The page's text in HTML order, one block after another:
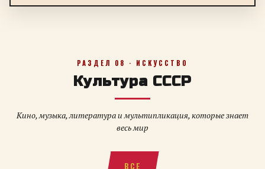
РАЗДЕЛ 08 · ИСКУССТВО
Культура СССР
Кино, музыка, литература и мультипликация, которые знает
весь мир
ВСЕ